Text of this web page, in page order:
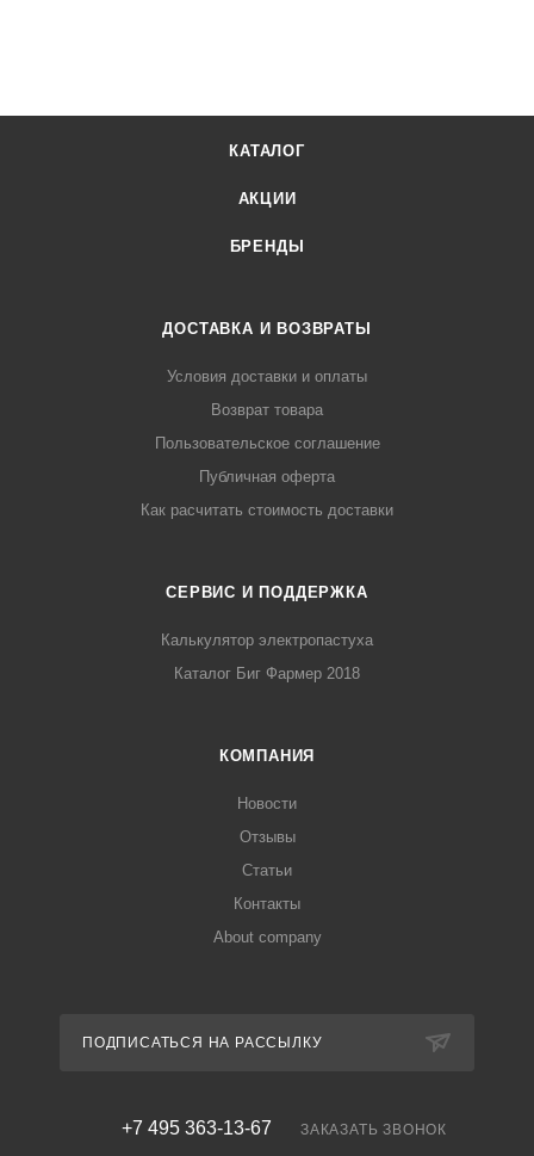
КАТАЛОГ
АКЦИИ
БРЕНДЫ
ДОСТАВКА И ВОЗВРАТЫ
Условия доставки и оплаты
Возврат товара
Пользовательское соглашение
Публичная оферта
Как расчитать стоимость доставки
СЕРВИС И ПОДДЕРЖКА
Калькулятор электропастуха
Каталог Биг Фармер 2018
КОМПАНИЯ
Новости
Отзывы
Статьи
Контакты
About company
ПОДПИСАТЬСЯ НА РАССЫЛКУ
+7 495 363-13-67 ЗАКАЗАТЬ ЗВОНОК